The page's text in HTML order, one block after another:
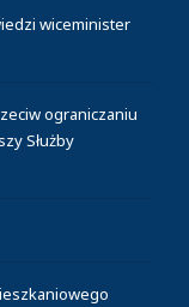
wiceminister
ograniczaniu
Służby